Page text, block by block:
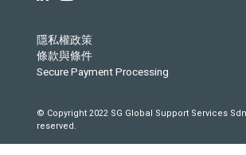
隱私權政策
條款與條件
Secure Payment Processing
© Copyright 2022 SG Global Support Services
reserved.